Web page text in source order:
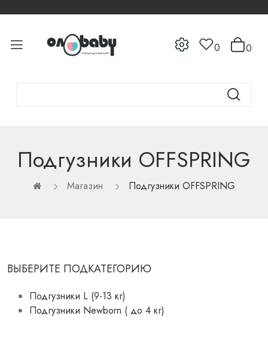
0 0
Подгузники OFFSPRING
Магазин Подгузники OFFSPRING
ВЫБЕРИТЕ ПОДКАТЕГОРИЮ
Подгузники L (9-13 кг)
Подгузники Newborn ( до 4 кг)